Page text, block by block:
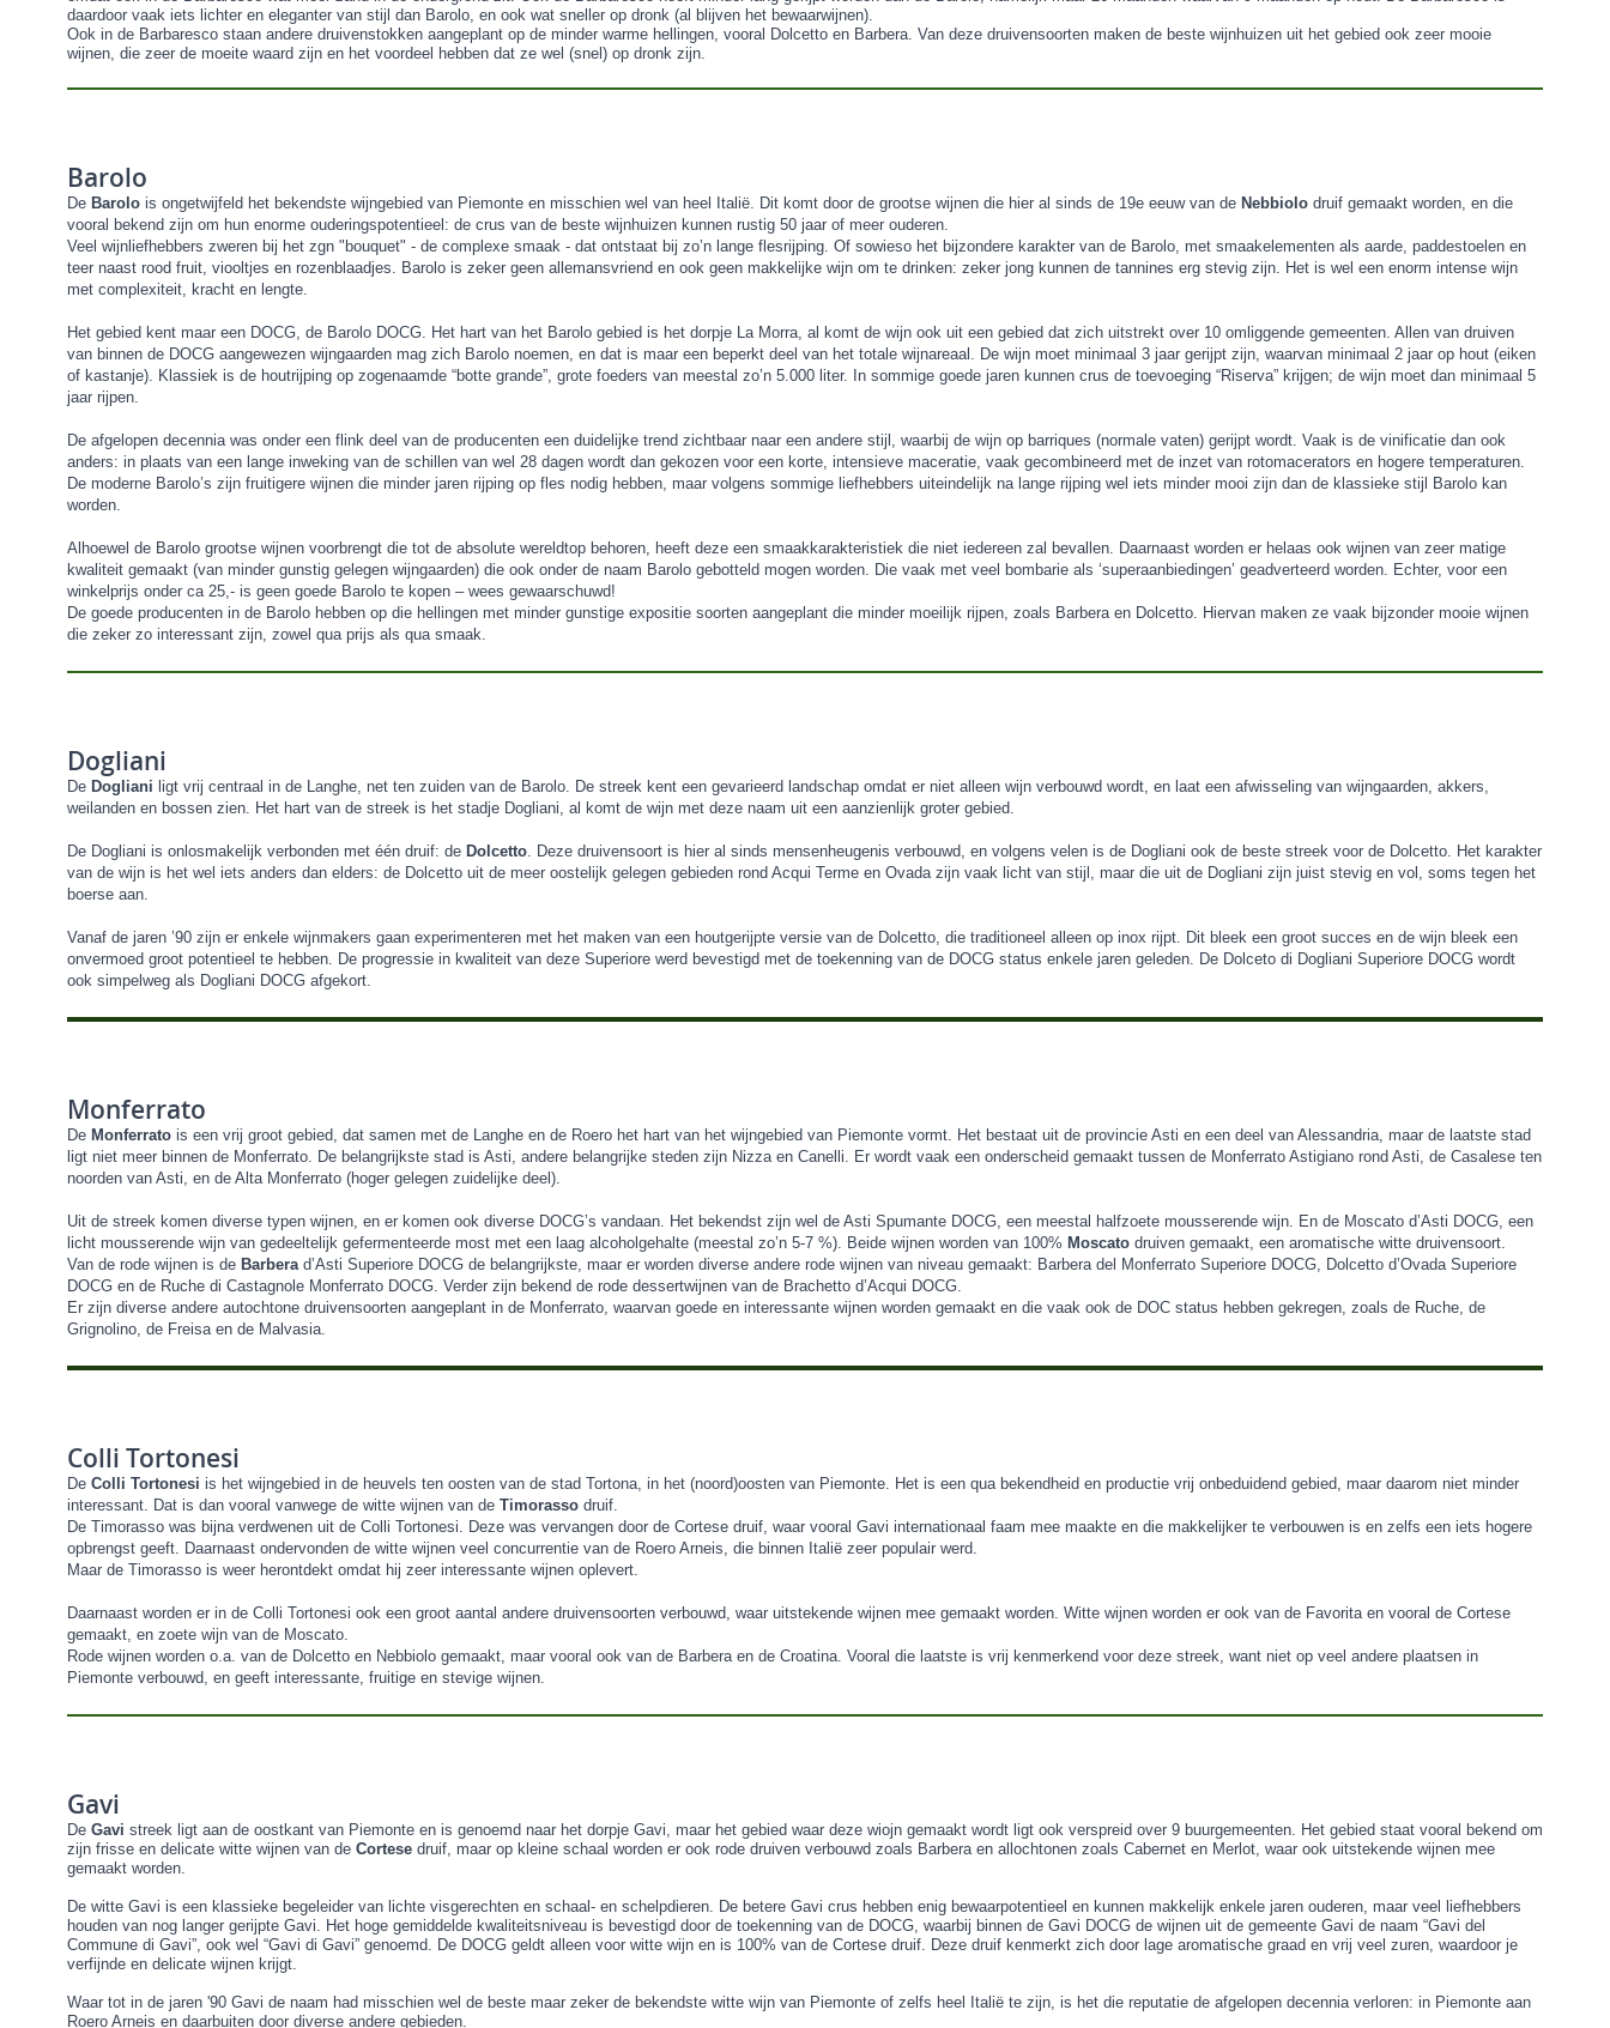
daardoor vaak iets lichter en eleganter van stijl dan Barolo, en ook wat sneller op dronk (al blijven het bewaarwijnen).
Ook in de Barbaresco staan andere druivenstokken aangeplant op de minder warme hellingen, vooral Dolcetto en Barbera. Van deze druivensoorten maken de beste wijnhuizen uit het gebied ook zeer mooie
wijnen, die zeer de moeite waard zijn en het voordeel hebben dat ze wel (snel) op dronk zijn.
Barolo
De Barolo is ongetwijfeld het bekendste wijngebied van Piemonte en misschien wel van heel Italië. Dit komt door de grootse wijnen die hier al sinds de 19e eeuw van de Nebbiolo druif gemaakt worden, en die
vooral bekend zijn om hun enorme ouderingspotentieel: de crus van de beste wijnhuizen kunnen rustig 50 jaar of meer ouderen.
Veel wijnliefhebbers zweren bij het zgn "bouquet" - de complexe smaak - dat ontstaat bij zo’n lange flesrijping. Of sowieso het bijzondere karakter van de Barolo, met smaakelementen als aarde, paddestoelen en
teer naast rood fruit, viooltjes en rozenblaadjes. Barolo is zeker geen allemansvriend en ook geen makkelijke wijn om te drinken: zeker jong kunnen de tannines erg stevig zijn. Het is wel een enorm intense wijn
met complexiteit, kracht en lengte.
Het gebied kent maar een DOCG, de Barolo DOCG. Het hart van het Barolo gebied is het dorpje La Morra, al komt de wijn ook uit een gebied dat zich uitstrekt over 10 omliggende gemeenten. Allen van druiven
van binnen de DOCG aangewezen wijngaarden mag zich Barolo noemen, en dat is maar een beperkt deel van het totale wijnareaal. De wijn moet minimaal 3 jaar gerijpt zijn, waarvan minimaal 2 jaar op hout (eiken
of kastanje). Klassiek is de houtrijping op zogenaamde “botte grande”, grote foeders van meestal zo’n 5.000 liter. In sommige goede jaren kunnen crus de toevoeging “Riserva” krijgen; de wijn moet dan minimaal 5
jaar rijpen.
De afgelopen decennia was onder een flink deel van de producenten een duidelijke trend zichtbaar naar een andere stijl, waarbij de wijn op barriques (normale vaten) gerijpt wordt. Vaak is de vinificatie dan ook
anders: in plaats van een lange inweking van de schillen van wel 28 dagen wordt dan gekozen voor een korte, intensieve maceratie, vaak gecombineerd met de inzet van rotomacerators en hogere temperaturen.
De moderne Barolo’s zijn fruitigere wijnen die minder jaren rijping op fles nodig hebben, maar volgens sommige liefhebbers uiteindelijk na lange rijping wel iets minder mooi zijn dan de klassieke stijl Barolo kan
worden.
Alhoewel de Barolo grootse wijnen voorbrengt die tot de absolute wereldtop behoren, heeft deze een smaakkarakteristiek die niet iedereen zal bevallen. Daarnaast worden er helaas ook wijnen van zeer matige
kwaliteit gemaakt (van minder gunstig gelegen wijngaarden) die ook onder de naam Barolo gebotteld mogen worden. Die vaak met veel bombarie als ‘superaanbiedingen’ geadverteerd worden. Echter, voor een
winkelprijs onder ca 25,- is geen goede Barolo te kopen – wees gewaarschuwd!
De goede producenten in de Barolo hebben op die hellingen met minder gunstige expositie soorten aangeplant die minder moeilijk rijpen, zoals Barbera en Dolcetto. Hiervan maken ze vaak bijzonder mooie wijnen
die zeker zo interessant zijn, zowel qua prijs als qua smaak.
Dogliani
De Dogliani ligt vrij centraal in de Langhe, net ten zuiden van de Barolo. De streek kent een gevarieerd landschap omdat er niet alleen wijn verbouwd wordt, en laat een afwisseling van wijngaarden, akkers,
weilanden en bossen zien. Het hart van de streek is het stadje Dogliani, al komt de wijn met deze naam uit een aanzienlijk groter gebied.
De Dogliani is onlosmakelijk verbonden met één druif: de Dolcetto . Deze druivensoort is hier al sinds mensenheugenis verbouwd, en volgens velen is de Dogliani ook de beste streek voor de Dolcetto. Het karakter
van de wijn is het wel iets anders dan elders: de Dolcetto uit de meer oostelijk gelegen gebieden rond Acqui Terme en Ovada zijn vaak licht van stijl, maar die uit de Dogliani zijn juist stevig en vol, soms tegen het
boerse aan.
Vanaf de jaren ’90 zijn er enkele wijnmakers gaan experimenteren met het maken van een houtgerijpte versie van de Dolcetto, die traditioneel alleen op inox rijpt. Dit bleek een groot succes en de wijn bleek een
onvermoed groot potentieel te hebben. De progressie in kwaliteit van deze Superiore werd bevestigd met de toekenning van de DOCG status enkele jaren geleden.
De Dolceto di Dogliani Superiore DOCG wordt
ook simpelweg als Dogliani DOCG afgekort.
Monferrato
De Monferrato is een vrij groot gebied, dat samen met de Langhe en de Roero het hart van het wijngebied van Piemonte vormt. Het bestaat uit de provincie Asti en een deel van Alessandria, maar de laatste stad
ligt niet meer binnen de Monferrato. De belangrijkste stad is Asti, andere belangrijke steden zijn Nizza en Canelli. Er wordt vaak een onderscheid gemaakt tussen de Monferrato Astigiano rond Asti, de Casalese ten
noorden van Asti, en de Alta Monferrato (hoger gelegen zuidelijke deel).
Uit de streek komen diverse typen wijnen, en er komen ook diverse DOCG’s vandaan. Het bekendst zijn wel de Asti Spumante DOCG, een meestal halfzoete mousserende wijn. En de Moscato d’Asti DOCG, een
licht mousserende wijn van gedeeltelijk gefermenteerde most met een laag alcoholgehalte (meestal zo’n 5-7 %). Beide wijnen worden van 100% Moscato druiven gemaakt, een aromatische witte druivensoort.
Van de rode wijnen is de Barbera d’Asti Superiore DOCG de belangrijkste, maar er worden diverse andere rode wijnen van niveau gemaakt: Barbera del Monferrato Superiore DOCG, Dolcetto d’Ovada Superiore
DOCG en de Ruche di Castagnole Monferrato DOCG. Verder zijn bekend de rode dessertwijnen van de Brachetto d’Acqui DOCG.
Er zijn diverse andere autochtone druivensoorten aangeplant in de Monferrato, waarvan goede en interessante wijnen worden gemaakt en die vaak ook de DOC status hebben gekregen, zoals de Ruche, de
Grignolino, de Freisa en de Malvasia.
Colli Tortonesi
De Colli Tortonesi is het wijngebied in de heuvels ten oosten van de stad Tortona, in het (noord)oosten van Piemonte. Het is een qua bekendheid en productie vrij onbeduidend gebied, maar daarom niet minder
interessant. Dat is dan vooral vanwege de witte wijnen van de Timorasso druif.
De Timorasso was bijna verdwenen uit de Colli Tortonesi. Deze was vervangen door de Cortese druif, waar vooral Gavi internationaal faam mee maakte en die makkelijker te verbouwen is en zelfs een iets hogere
opbrengst geeft. Daarnaast ondervonden de witte wijnen veel concurrentie van de Roero Arneis, die binnen Italië zeer populair werd.
Maar de Timorasso is weer herontdekt omdat hij zeer interessante wijnen oplevert.
Daarnaast worden er in de Colli Tortonesi ook een groot aantal andere druivensoorten verbouwd, waar uitstekende wijnen mee gemaakt worden. Witte wijnen worden er ook van de Favorita en vooral de Cortese
gemaakt, en zoete wijn van de Moscato.
Rode wijnen worden o.a. van de Dolcetto en Nebbiolo gemaakt, maar vooral ook van de Barbera en de Croatina. Vooral die laatste is vrij kenmerkend voor deze streek, want niet op veel andere plaatsen in
Piemonte verbouwd, en geeft interessante, fruitige en stevige wijnen.
Gavi
De Gavi streek ligt aan de oostkant van Piemonte en is genoemd naar het dorpje Gavi, maar het gebied waar deze wiojn gemaakt wordt ligt ook verspreid over 9 buurgemeenten. Het gebied staat vooral bekend om
zijn frisse en delicate witte wijnen van de Cortese druif, maar op kleine schaal worden er ook rode druiven verbouwd zoals Barbera en allochtonen zoals Cabernet en Merlot, waar ook uitstekende wijnen mee
gemaakt worden.
De witte Gavi is een klassieke begeleider van lichte visgerechten en schaal- en schelpdieren. De betere Gavi crus hebben enig bewaarpotentieel en kunnen makkelijk enkele jaren ouderen, maar veel liefhebbers
houden van nog langer gerijpte Gavi.
Het hoge gemiddelde kwaliteitsniveau is bevestigd door de toekenning van de DOCG, waarbij binnen de Gavi DOCG de wijnen uit de gemeente Gavi de naam “Gavi del
Commune di Gavi”, ook wel “Gavi di Gavi” genoemd. De DOCG geldt alleen voor witte wijn en is 100% van de Cortese druif. Deze druif kenmerkt zich door lage aromatische graad en vrij veel zuren, waardoor je
verfijnde en delicate wijnen krijgt.
Waar tot in de jaren '90 Gavi de naam had misschien wel de beste maar zeker de bekendste witte wijn van Piemonte of zelfs heel Italië te zijn, is het die reputatie de afgelopen decennia verloren: in Piemonte aan
Roero Arneis en daarbuiten door diverse andere gebieden.